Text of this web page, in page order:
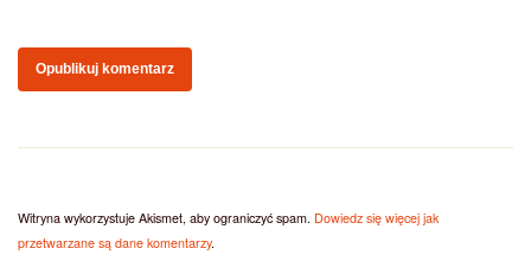
Witryna wykorzystuje Akismet, aby ograniczyć spam. Dowiedz się więcej jak
przetwarzane są dane komentarzy.